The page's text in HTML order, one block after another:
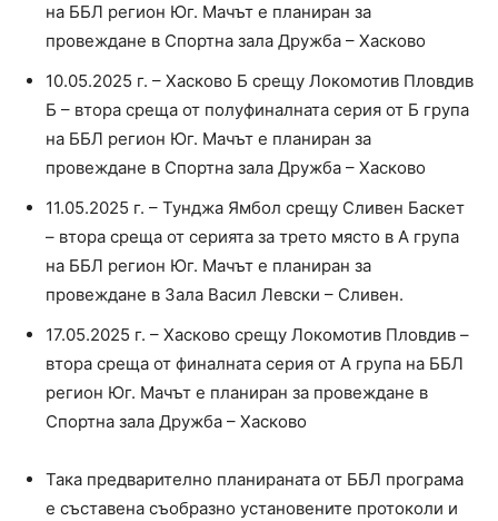
на ББЛ регион Юг. Мачът е планиран за
провеждане в Спортна зала Дружба – Хасково
10.05.2025 г. – Хасково Б срещу Локомотив Пловдив
Б – втора среща от полуфиналната серия от Б група
на ББЛ регион Юг. Мачът е планиран за
провеждане в Спортна зала Дружба – Хасково
11.05.2025 г. – Тунджа Ямбол срещу Сливен Баскет
– втора среща от серията за трето място в А група
на ББЛ регион Юг. Мачът е планиран за
провеждане в Зала Васил Левски – Сливен.
17.05.2025 г. – Хасково срещу Локомотив Пловдив –
втора среща от финалната серия от А група на ББЛ
регион Юг. Мачът е планиран за провеждане в
Спортна зала Дружба – Хасково
Така предварително планираната от ББЛ програма
е съставена съобразно установените протоколи и